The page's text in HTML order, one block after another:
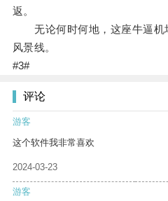
返。
无论何时何地，这座牛逼机
风景线。
#3#
评论
游客
这个软件我非常喜欢
2024-03-23
游客